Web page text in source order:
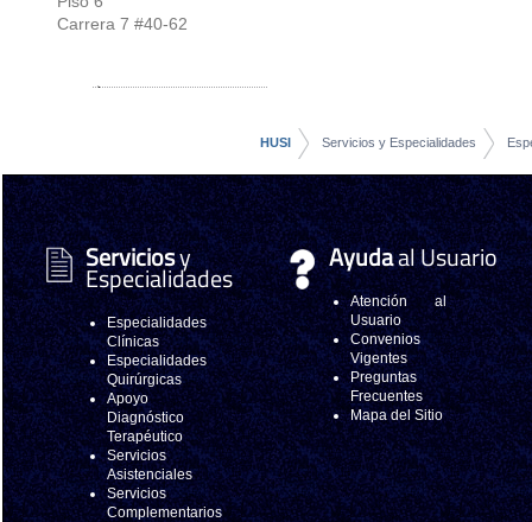
Carrera 7 #40-62
HUSI Servicios y Especialidades
Serviciosy
Especialidades
Especialidades
Clínicas
Especialidades
Quirúrgicas
Apoyo
Diagnóstico
Terapéutico
Servicios
Asistenciales
Servicios
Complementarios
Ayudaal Usuario
Atención al
Usuario
Convenios
Vigentes
Preguntas
Frecuentes
Mapa del Sitio